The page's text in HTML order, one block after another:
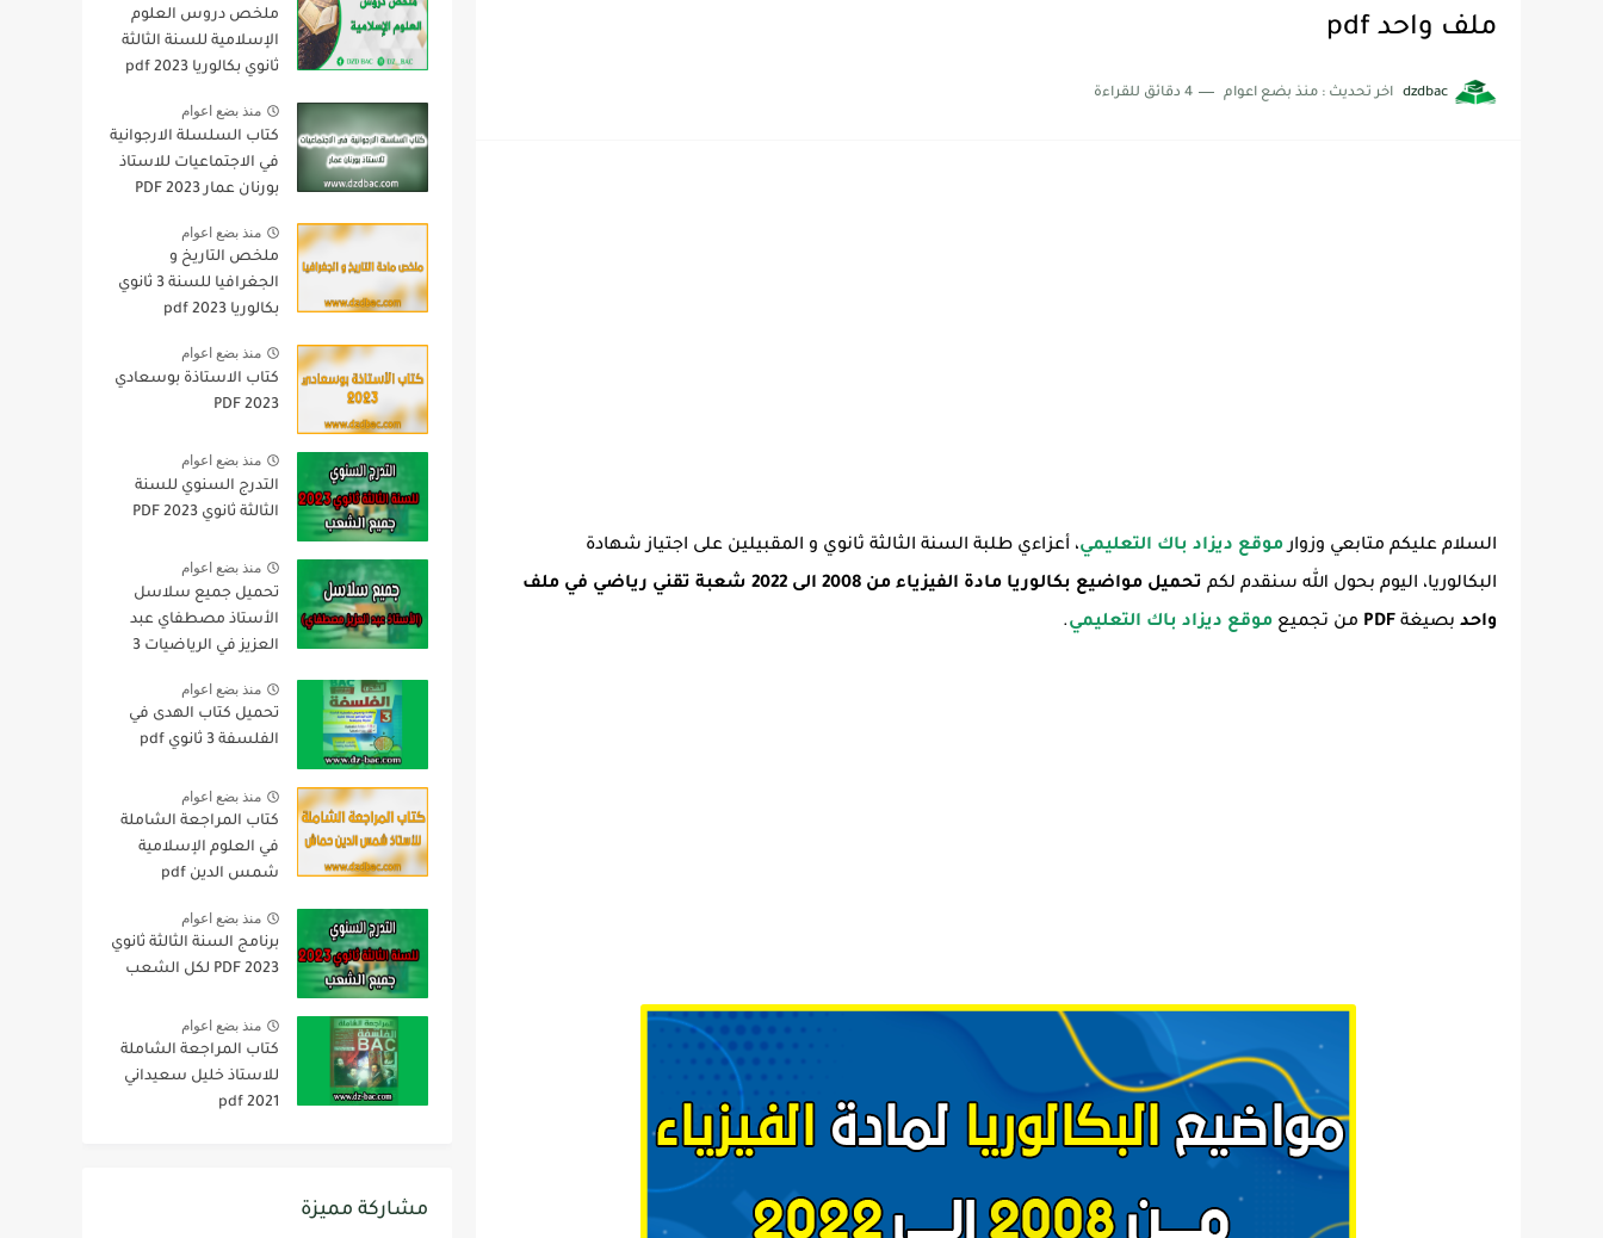
ملف واحد pdf
dzdbac اخر تحديث : منذ بضع اعوام 4 دقائق للقراءة
السلام عليكم متابعي وزوارموقع ديزاد باك التعليمي، أعزاءي طلبة السنة الثالثة ثانوي و المقبيلين على اجتياز شهادة
البكالوريا، اليوم بحول الله سنقدم لكم
تحميل مواضيع بكالوريا مادة الفيزياء من 2008 الى 2022 شعبة تقني رياضي في ملف
واحد بصيغة PDF من تجميع موقع ديزاد باك التعليمي.
ملخص دروس العلوم
الإسلامية للسنة الثالثة
ثانوي بكالوريا pdf 2023
منذ بضع اعوام
كتاب السلسلة الارجوانية
في الاجتماعيات للاستاذ
بورنان عمار 2023 PDF
منذ بضع اعوام
ملخص التاريخ و
الجغرافيا للسنة 3 ثانوي
بكالوريا pdf 2023
منذ بضع اعوام
كتاب الاستاذة بوسعادي
2023 PDF
منذ بضع اعوام
التدرج السنوي للسنة
الثالثة ثانوي 2023 PDF
منذ بضع اعوام
تحميل جميع سلاسل
الأستاذ مصطفاي عبد
العزيز في الرياضيات 3
منذ بضع اعوام
تحميل كتاب الهدى في
الفلسفة 3 ثانوي pdf
منذ بضع اعوام
كتاب المراجعة الشاملة
في العلوم الإسلامية
شمس الدين pdf
منذ بضع اعوام
برنامج السنة الثالثة ثانوي
2023 PDF لكل الشعب
منذ بضع اعوام
كتاب المراجعة الشاملة
للاستاذ خليل سعيداني
2021 pdf
مشاركة مميزة